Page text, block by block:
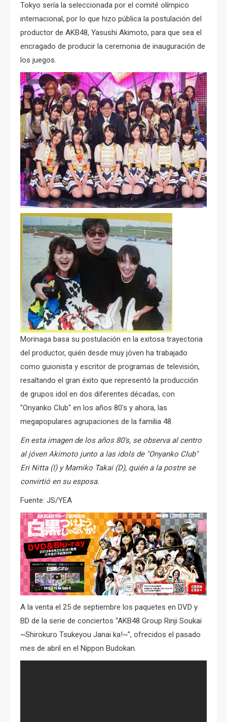
Tokyo sería la seleccionada por el comité olímpico
internacional, por lo que hizo pública la postulación del
productor de AKB48, Yasushi Akimoto, para que sea el
encragado de producir la ceremonia de inauguración de
los juegos.
Morinaga basa su postulación en la exitosa trayectoria
del productor, quién desde muy jóven ha trabajado
como guionista y escritor de programas de televisión,
resaltando el gran éxito que representó la producción
de grupos idol en dos diferentes décadas, con
"Onyanko Club" en los años 80's y ahora, las
megapopulares agrupaciones de la familia 48.
En esta imagen de los años 80's, se observa al centro
al jóven Akimoto junto a las idols de "Onyanko Club"
Eri Nitta (I) y Mamiko Takai (D), quién a la postre se
convirtió en su esposa.
Fuente: JS/YEA
A la venta el 25 de septiembre los paquetes en DVD y
BD de la serie de conciertos “AKB48 Group Rinji Soukai
~Shirokuro Tsukeyou Janai ka!~”, ofrecidos el pasado
mes de abril en el Nippon Budokan.